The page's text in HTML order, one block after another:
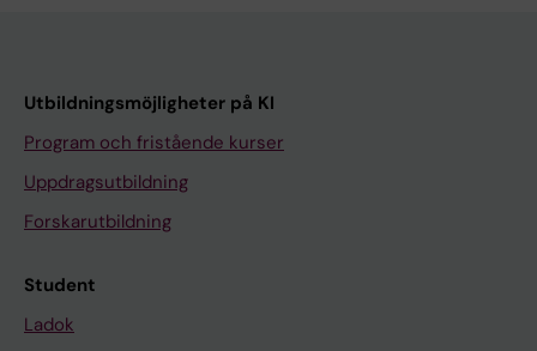
Utbildningsmöjligheter på KI
Program och fristående kurser
Uppdragsutbildning
Forskarutbildning
Student
Ladok